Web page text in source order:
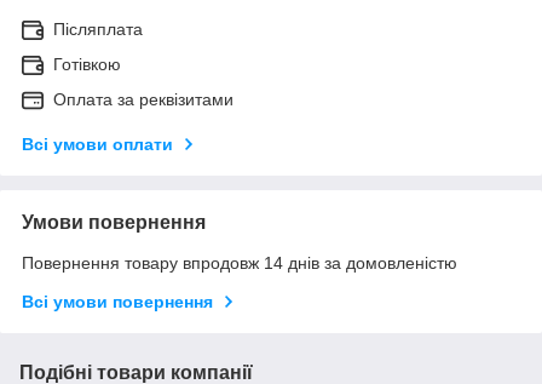
Післяплата
Готівкою
Оплата за реквізитами
Всі умови оплати
Умови повернення
Повернення товару впродовж 14 днів за домовленістю
Всі умови повернення
Подібні товари компанії